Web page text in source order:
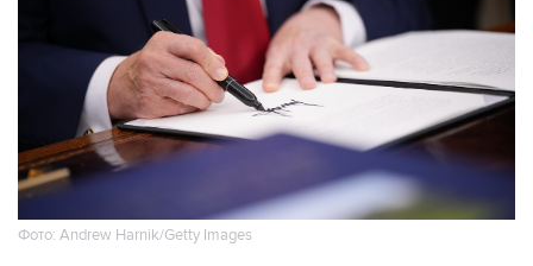
Фото: Andrew Harnik/Getty Images